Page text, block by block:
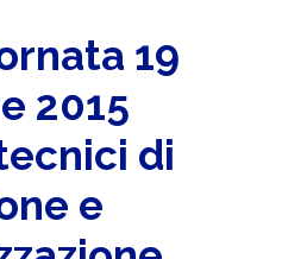
19
2015
di
e